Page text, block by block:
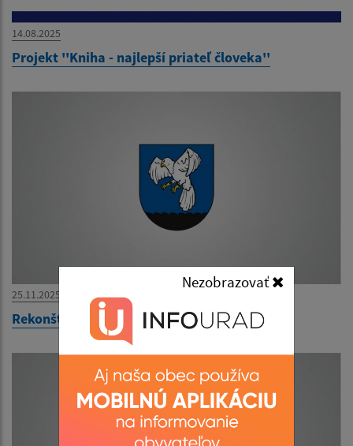
Nezobrazovať
14.08.2025
Projekt ''Kniha - najlepší priateľ človeka''
25.11.2025
Rekonštrukcia multifunkčného ihriska